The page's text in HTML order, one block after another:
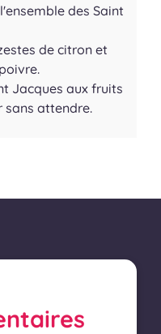
des Saint
de citron et
Jacques aux fruits
sans attendre.